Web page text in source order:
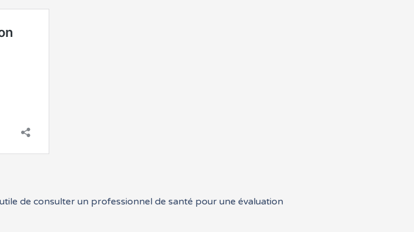
de consulter un professionnel de santé pour une évaluation